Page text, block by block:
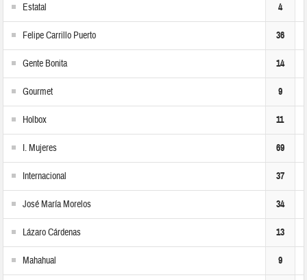
Estatal 4
Felipe Carrillo Puerto 36
Gente Bonita 14
Gourmet 9
Holbox 11
I. Mujeres 69
Internacional 37
José María Morelos 34
Lázaro Cárdenas 13
Mahahual 9